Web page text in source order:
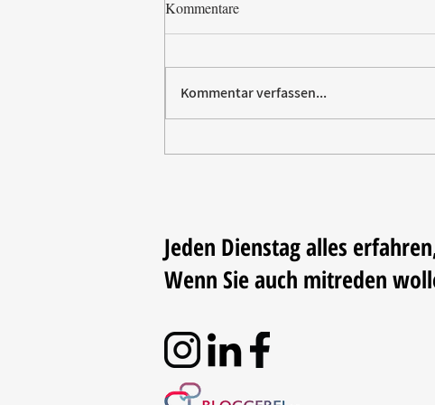
Vom Elektromarkt aufs
Kommentare
Kommentar verfassen...
Jeden Dienstag alles
Wenn Sie auch mitreden